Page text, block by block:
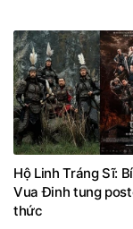
Hộ Linh Tráng Sĩ:
Vua Đinh tung
thức